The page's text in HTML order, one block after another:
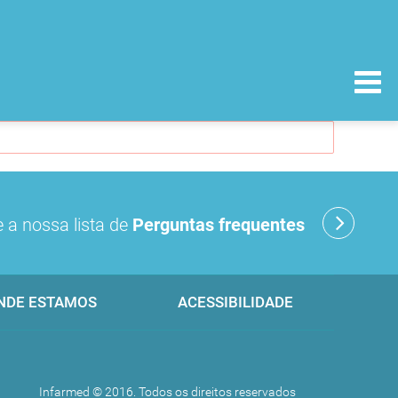
a nossa lista de Perguntas frequentes
ESTAMOS ACESSIBILIDADE
Infarmed © 2016. Todos os direitos reservados